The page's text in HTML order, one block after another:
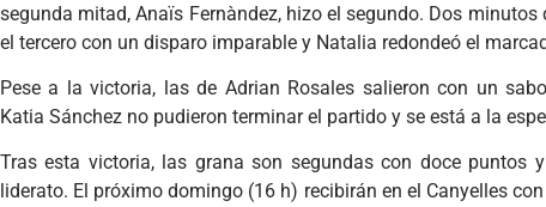
segunda mitad, Anaïs Fernàndez, hizo el segundo. Dos minutos
el tercero con un disparo imparable y Natalia redondeó el
Pese a la victoria, las de Adrian Rosales salieron con un
Katia Sánchez no pudieron terminar el partido y se está a la
Tras esta victoria, las grana son segundas con doce puntos
liderato. El próximo domingo (16 h) recibirán en el Canyelles